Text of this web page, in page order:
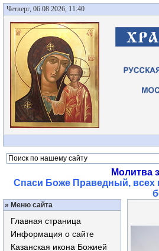
Четверг, 06.08.2026, 11:40
Молитва
Спаси Боже Праведный, всех
» Меню сайта
Главная страница
Информация о сайте
Казанская икона Божией